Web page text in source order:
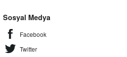
Sosyal Medya
Facebook
Twitter